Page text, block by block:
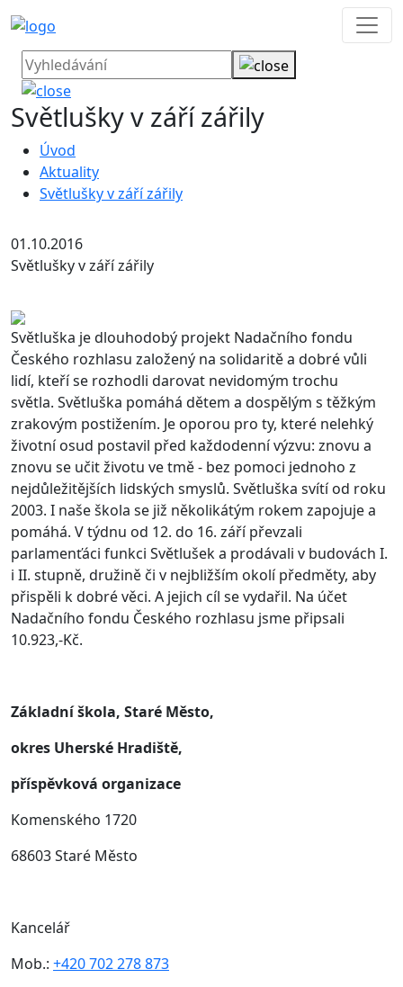
Světlušky v září zářily
Úvod
Aktuality
Světlušky v září zářily
01.10.2016
Světlušky v září zářily
Světluška je dlouhodobý projekt Nadačního fondu
Českého rozhlasu založený na solidaritě a dobré vůli
lidí, kteří se rozhodli darovat nevidomým trochu
světla. Světluška pomáhá dětem a dospělým s těžkým
zrakovým postižením. Je oporou pro ty, které nelehký
životní osud postavil před každodenní výzvu: znovu a
znovu se učit životu ve tmě - bez pomoci jednoho z
nejdůležitějších lidských smyslů. Světluška svítí od roku
2003. I naše škola se již několikátým rokem zapojuje a
pomáhá. V týdnu od 12. do 16. září převzali
parlamenťáci funkci Světlušek a prodávali v budovách I.
i II. stupně, družině či v nejbližším okolí předměty, aby
přispěli k dobré věci. A jejich cíl se vydařil. Na účet
Nadačního fondu Českého rozhlasu jsme připsali
10.923,-Kč.
Základní škola, Staré Město,
okres Uherské Hradiště,
příspěvková organizace
Komenského 1720
68603 Staré Město
Kancelář
Mob.: +420 702 278 873